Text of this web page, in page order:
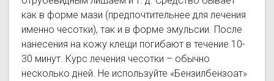
как в форме мази (предпочтительнее для лечения
именно чесотки), так и в форме эмульсии. После
нанесения на кожу клещи погибают в течение 10-
30 минут. Курс лечения чесотки – обычно
несколько дней. Не используйте «Бензилбензоат»